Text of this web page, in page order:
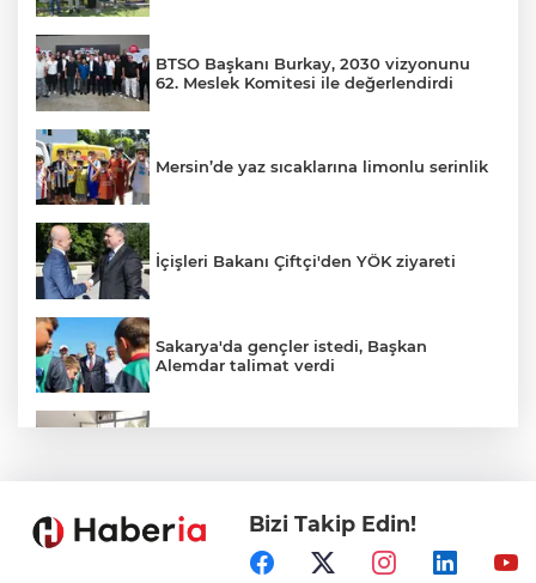
BTSO Başkanı Burkay, 2030 vizyonunu
62. Meslek Komitesi ile değerlendirdi
Mersin’de yaz sıcaklarına limonlu serinlik
İçişleri Bakanı Çiftçi'den YÖK ziyareti
Sakarya'da gençler istedi, Başkan
Alemdar talimat verdi
Akademi Manisa’da eğitimler başladı
Bizi Takip Edin!